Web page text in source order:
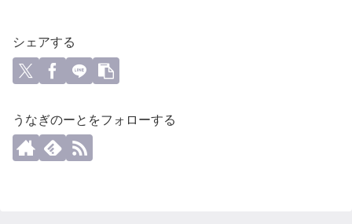
シェアする
うなぎのーとをフォローする